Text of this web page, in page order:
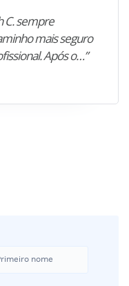
C. sempre
mais seguro
Após o…”